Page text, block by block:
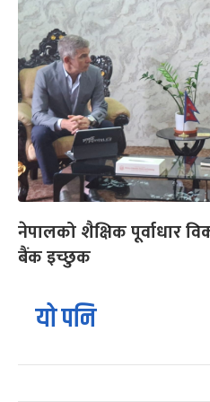
नेपालको शैक्षिक पूर्वाधार
बैंक इच्छुक
यो पनि